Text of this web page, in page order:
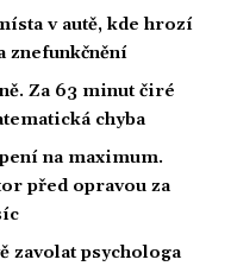
v autě, kde hrozí
znefunkčnění
Za 63 minut čiré
chyba
na maximum.
před opravou za
zavolat psychologa